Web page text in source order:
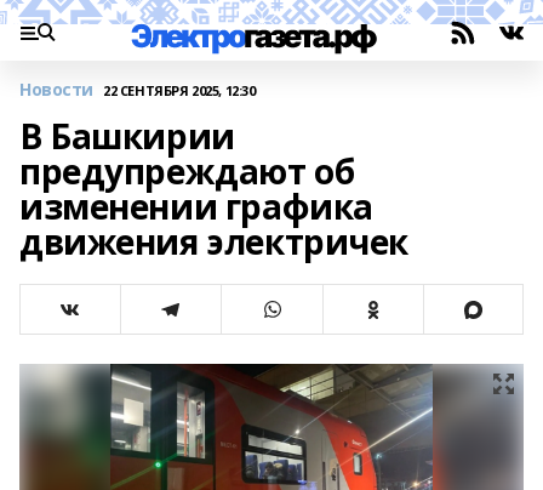
Новости 22 СЕНТЯБРЯ 2025, 12:30
В Башкирии
предупреждают об
изменении графика
движения электричек